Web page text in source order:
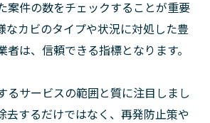
案件の数をチェックすることが重要
なカビのタイプや状況に対処した豊
者は、信頼できる指標となります。
るサービスの範囲と質に注目しまし
去するだけではなく、再発防止策や